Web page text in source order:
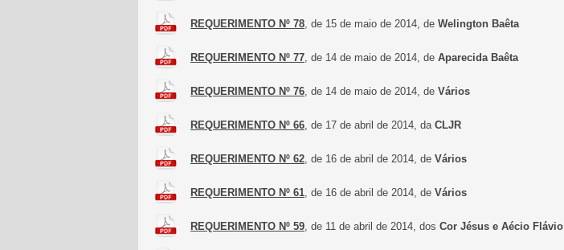
REQUERIMENTO Nº 78, de 15 de maio de 2014, de Welington Baêta
REQUERIMENTO Nº 77, de 14 de maio de 2014, de Aparecida Baêta
REQUERIMENTO Nº 76, de 14 de maio de 2014, de Vários
REQUERIMENTO Nº 66, de 17 de abril de 2014, da CLJR
REQUERIMENTO Nº 62, de 16 de abril de 2014, de Vários
REQUERIMENTO Nº 61, de 16 de abril de 2014, de Vários
REQUERIMENTO Nº 59, de 11 de abril de 2014, dos Cor Jésus e Aécio Flávio